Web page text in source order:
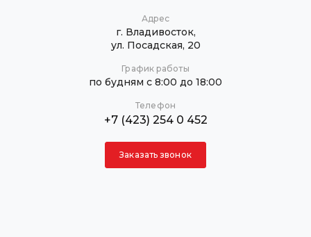
Адрес
г. Владивосток,
ул. Посадская, 20
График работы
по будням с 8:00 до 18:00
Телефон
+7 (423) 254 0 452
Заказать звонок